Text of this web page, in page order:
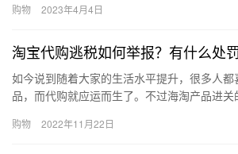
扣分。…
购物 2023年4月4日
淘宝代购逃税如何举报？有什么处
如今说到随着大家的生活水平提升，很多人
品，而代购就应运而生了。不过海淘产品进
举报，那…
购物 2022年11月22日